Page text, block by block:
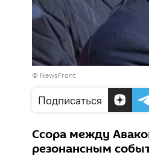
© NewsFront
Подписаться
Ссора между
резонансным